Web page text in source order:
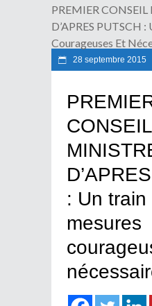
PREMIER CONSEIL
D’APRES PUTSCH
Courageuses Et
28 septembre 2015
: Un train
mesures